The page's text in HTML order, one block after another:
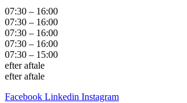
07:30 – 16:00
07:30 – 16:00
07:30 – 16:00
07:30 – 16:00
07:30 – 15:00
efter aftale
efter aftale
Facebook Linkedin Instagram